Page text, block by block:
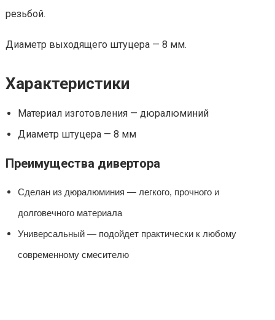
резьбой.
Диаметр выходящего штуцера — 8 мм.
Характеристики
Материал изготовления — дюралюминий
Диаметр штуцера — 8 мм
Преимущества дивертора
Сделан из дюралюминия — легкого, прочного и
долговечного материала
Универсальный — подойдет практически к любому
современному смесителю